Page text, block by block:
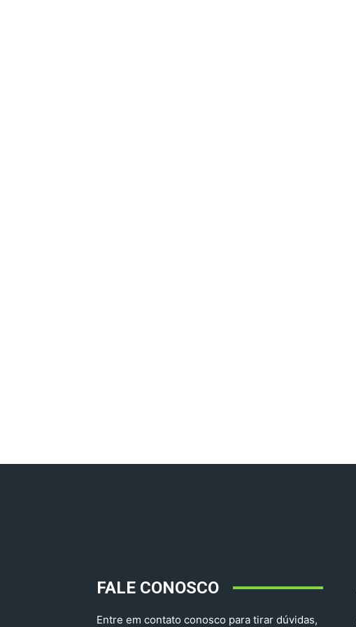
FALE CONOSCO
Entre em contato conosco para tirar dúvidas,